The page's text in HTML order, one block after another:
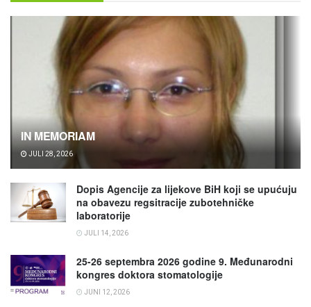
IN MEMORIAM
JULI 28, 2026
Dopis Agencije za lijekove BiH koji se upućuju
na obavezu regsitracije zubotehničke
laboratorije
JULI 14, 2026
25-26 septembra 2026 godine 9. Međunarodni
kongres doktora stomatologije
JUNI 12, 2026